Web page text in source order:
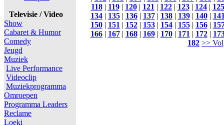
Televisie / Video
Show
Cabaret & Humor
Comedy
Jeugd
Muziek
Live Performance
Videoclip
Muziekprogramma
Omroepen
Programma Leaders
Reclame
Loeki
118| 119| 120| 121| 122| 123| 124| 125
134| 135| 136| 137| 138| 139| 140|
150| 151| 152| 153| 154| 155| 156|
166| 167| 168| 169| 170| 171| 172|
182 >>